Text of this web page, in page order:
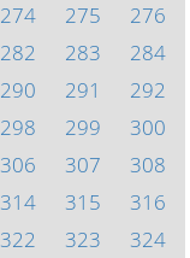
274 275
276
282 283
284
290 291
292
298 299
300
306 307
308
314 315
316
322 323
324